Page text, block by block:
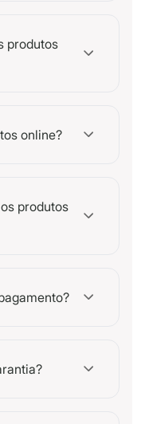
produtos
online?
produtos